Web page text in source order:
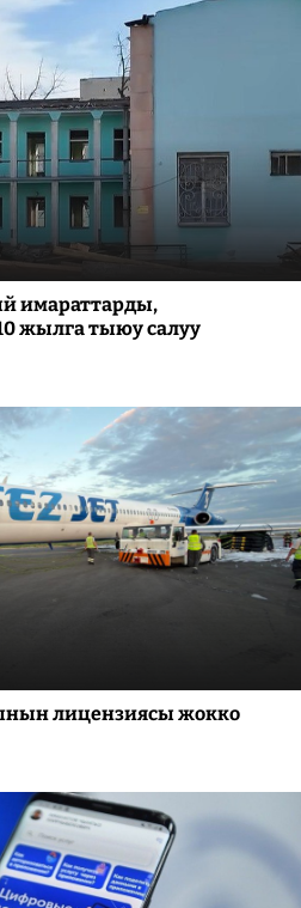
имараттарды,
жылга тыюу салуу
лицензиясы жокко